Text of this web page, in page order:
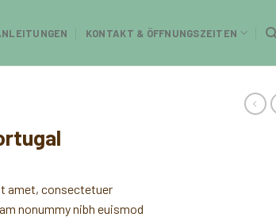
KONTAKT & ÖFFNUNGSZEITEN
amet, consectetuer
nonummy nibh euismod